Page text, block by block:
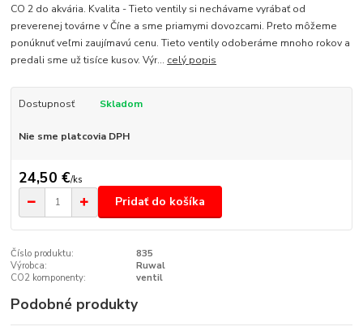
CO 2 do akvária. Kvalita - Tieto ventily si nechávame vyrábať od
preverenej továrne v Číne a sme priamymi dovozcami. Preto môžeme
ponúknuť veľmi zaujímavú cenu. Tieto ventily odoberáme mnoho rokov a
predali sme už tisíce kusov. Výr... celý popis
Dostupnosť Skladom
Nie sme platcovia DPH
24,50 €/ks
Pridať do košíka
Číslo produktu:
835
Výrobca:
Ruwal
CO2 komponenty:
ventil
Podobné produkty